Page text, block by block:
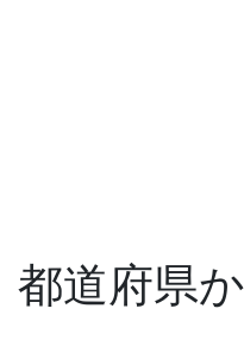
都道府県